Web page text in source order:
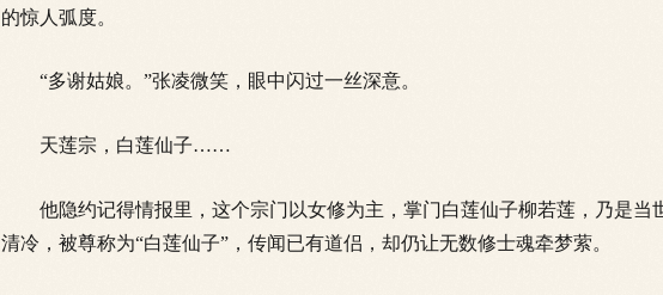
的惊人弧度。
“多谢姑娘。”张凌微笑，眼中闪过一丝深意。
天莲宗，白莲仙子……
他隐约记得情报里，这个宗门以女修为主，掌门白莲仙子柳若莲，乃是当
清冷，被尊称为“白莲仙子”，传闻已有道侣，却仍让无数修士魂牵梦萦。